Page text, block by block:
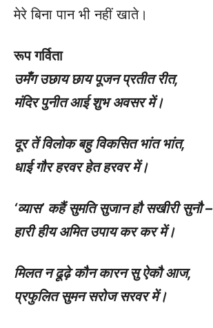
मेरे बिना पान भी नहीं खाते।
रूप गर्विता
उमँग उछाय छाय पूजन प्रतीत रीत,
मंदिर पुनीत आई शुभ अवसर में।
दूर तें विलोक बहु विकसित भांत भांत,
धाई गौर हरवर हेत हरवर में।
‘व्यास’ कहैं सुमति सुजान हौ सखीरी सुनौ –
हारी हीय अमित उपाय कर कर में।
मिलत न ढूढ़े कौन कारन सु ऐकौ आज,
प्रफुलित सुमन सरोज सरवर में।